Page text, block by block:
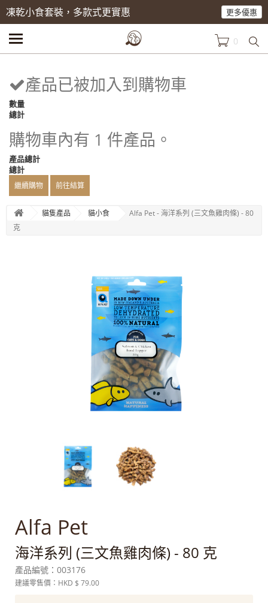
凍乾小食套裝，多款式更實惠 更多優惠
0
產品已被加入到購物車
數量
總計
購物車內有 1 件產品。
產品總計
總計
繼續購物 前往結算
貓隻產品 貓小食
Alfa Pet - 海洋系列 (三文魚雞肉條) - 80
克
Alfa Pet
海洋系列 (三文魚雞肉條) - 80 克
產品編號： 003176
建議零售價：HKD $ 79.00